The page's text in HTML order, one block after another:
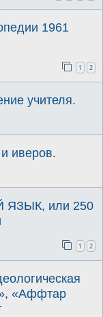
1961
1 2
учителя.
иверов.
или 250
1 2
«Аффтар